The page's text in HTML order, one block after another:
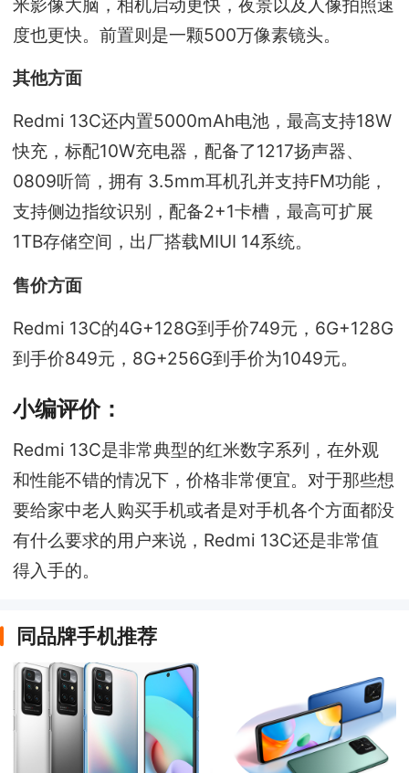
度也更快。前置则是一颗500万像素镜头。
其他方面
Redmi 13C还内置5000mAh电池，最高支持18W
快充，标配10W充电器，配备了1217扬声器、
0809听筒，拥有 3.5mm耳机孔并支持FM功能，
支持侧边指纹识别，配备2+1卡槽，最高可扩展
1TB存储空间，出厂搭载MIUI 14系统。
售价方面
Redmi 13C的4G+128G到手价749元，6G+128G
到手价849元，8G+256G到手价为1049元。
小编评价：
Redmi 13C是非常典型的红米数字系列，在外观
和性能不错的情况下，价格非常便宜。对于那些想
要给家中老人购买手机或者是对手机各个方面都没
有什么要求的用户来说，Redmi 13C还是非常值
得入手的。
同品牌手机推荐